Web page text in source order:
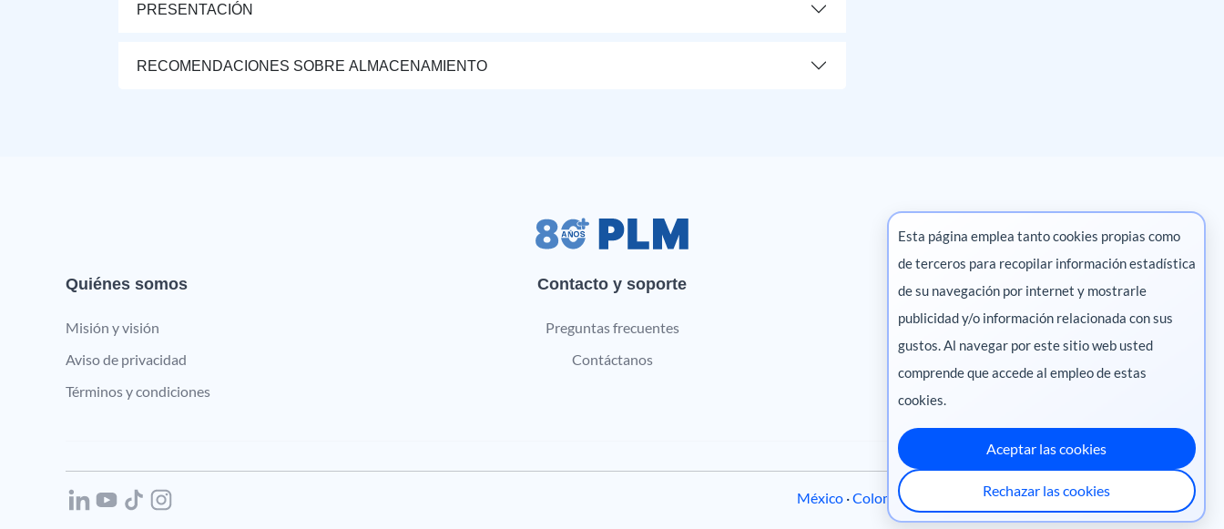
PRESENTACIÓN
RECOMENDACIONES SOBRE ALMACENAMIENTO
Quiénes somos
Misión y visión
Aviso de privacidad
Términos y condiciones
Contacto y soporte
Preguntas frecuentes
Contáctanos
Marketing digital
Pharma
México ·Colombia Perú·Centroamérica
Esta página emplea tanto cookies propias como
de terceros para recopilar información estadística
de su navegación por internet y mostrarle
publicidad y/o información relacionada con sus
gustos. Al navegar por este sitio web usted
comprende que accede al empleo de estas
cookies.
Aceptar las cookies
Rechazar las cookies